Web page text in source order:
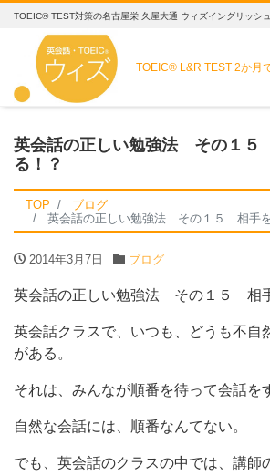
TOEIC® TEST対策の名古屋栄 久屋大通 ウィズイングリッシ
TOEIC® L&R TEST2か月
英会話の正しい勉強法 その１
る！？
TOP
ブログ
英会話の正しい勉強法 その１５ 相手
2014年3月7日 ブログ
英会話の正しい勉強法 その１５ 相
英会話クラスで、いつも、どうも不自
がある。
それは、みんなが順番を待って会話を
自然な会話には、順番なんてない。
でも、英会話のクラスの中では、講師